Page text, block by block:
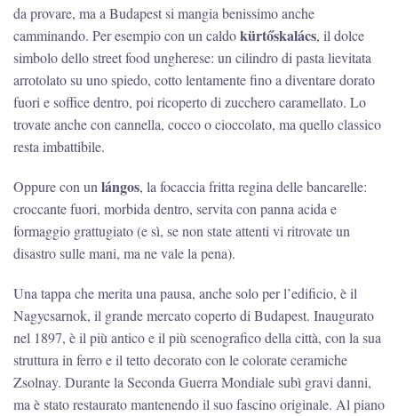
da provare, ma a Budapest si mangia benissimo anche
camminando. Per esempio con un caldokürtőskalács, il dolce
simbolo dello street food ungherese: un cilindro di pasta lievitata
arrotolato su uno spiedo, cotto lentamente fino a diventare dorato
fuori e soffice dentro, poi ricoperto di zucchero caramellato. Lo
trovate anche con cannella, cocco o cioccolato, ma quello classico
resta imbattibile.
Oppure con un lángos, la focaccia fritta regina delle bancarelle:
croccante fuori, morbida dentro, servita con panna acida e
formaggio grattugiato (e sì, se non state attenti vi ritrovate un
disastro sulle mani, ma ne vale la pena).
Una tappa che merita una pausa, anche solo per l’edificio, è il
Nagycsarnok, il grande mercato coperto di Budapest. Inaugurato
nel 1897, è il più antico e il più scenografico della città, con la sua
struttura in ferro e il tetto decorato con le colorate ceramiche
Zsolnay. Durante la Seconda Guerra Mondiale subì gravi danni,
ma è stato restaurato mantenendo il suo fascino originale. Al piano